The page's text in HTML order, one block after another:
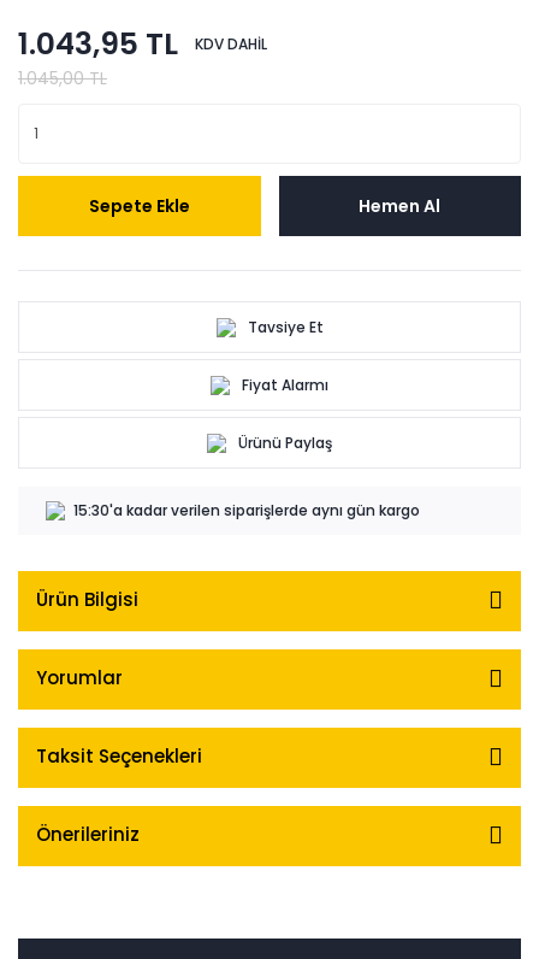
1.043,95 TL KDV DAHİL
1.045,00 TL
Sepete Ekle Hemen Al
Tavsiye Et
Fiyat Alarmı
Ürünü Paylaş
15:30'a kadar verilen siparişlerde aynı gün kargo
Ürün Bilgisi
Yorumlar
Taksit Seçenekleri
Önerileriniz